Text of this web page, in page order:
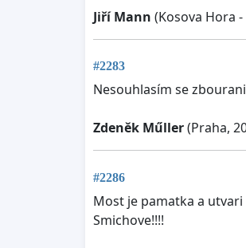
Jiří Mann (Kosova Hora -
#2283
Nesouhlasím se
Zdeněk Műller(Praha,
#2286
Most je pamatka a
Smichove!!!!